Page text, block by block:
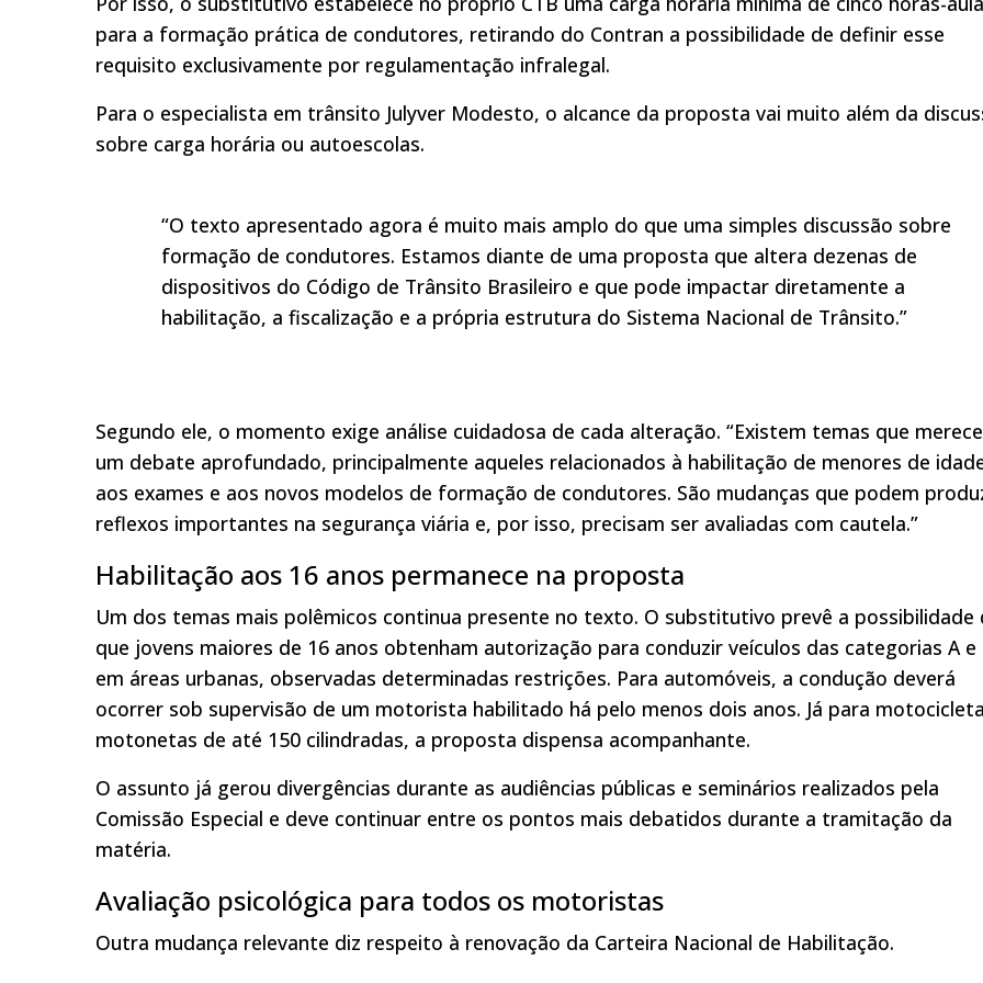
para a formação prática de condutores, retirando do Contran a possibilidade de definir esse
requisito exclusivamente por regulamentação infralegal.
Para o especialista em trânsito Julyver Modesto, o alcance da proposta vai muito além da
sobre carga horária ou autoescolas.
“O texto apresentado agora é muito mais amplo do que uma simples discussão sobre
formação de condutores. Estamos diante de uma proposta que altera dezenas de
dispositivos do Código de Trânsito Brasileiro e que pode impactar diretamente a
habilitação, a fiscalização e a própria estrutura do Sistema Nacional de Trânsito.”
Segundo ele, o momento exige análise cuidadosa de cada alteração. “Existem temas que
um debate aprofundado, principalmente aqueles relacionados à habilitação de menores de
aos exames e aos novos modelos de formação de condutores. São mudanças que podem
reflexos importantes na segurança viária e, por isso, precisam ser avaliadas com cautela.”
Habilitação aos 16 anos permanece na proposta
Um dos temas mais polêmicos continua presente no texto. O substitutivo prevê a possibilidade
que jovens maiores de 16 anos obtenham autorização para conduzir veículos das categorias A e
em áreas urbanas, observadas determinadas restrições. Para automóveis, a condução deverá
ocorrer sob supervisão de um motorista habilitado há pelo menos dois anos. Já para
motonetas de até 150 cilindradas, a proposta dispensa acompanhante.
O assunto já gerou divergências durante as audiências públicas e seminários realizados pela
Comissão Especial e deve continuar entre os pontos mais debatidos durante a tramitação da
matéria.
Avaliação psicológica para todos os motoristas
Outra mudança relevante diz respeito à renovação da Carteira Nacional de Habilitação.